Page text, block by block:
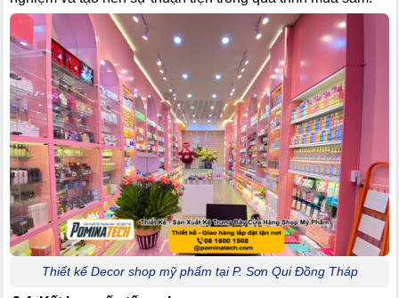
Thiết kế Decor shop mỹ phẩm tại P. Sơn Qui Đồng Tháp